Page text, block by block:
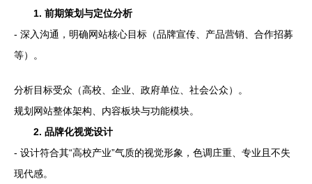
1. 前期策划与定位分析
- 深入沟通，明确网站核心目标（品牌宣传、产品营销、合作招募
等）。
分析目标受众（高校、企业、政府单位、社会公众）。
规划网站整体架构、内容板块与功能模块。
2. 品牌化视觉设计
- 设计符合其“高校产业”气质的视觉形象，色调庄重、专业且不失
现代感。